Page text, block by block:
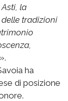
la
tradizioni
».
ha
di posizione